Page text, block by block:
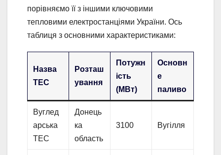
порівняємо її з іншими ключовими
тепловими електростанціями України. Ось
таблиця з основними характеристиками:
Назва
ТЕС
Розташ
ування
Потужн
ість
(МВт)
Основн
е
паливо
Вуглед
арська
ТЕС
Донець
ка
область
3100 Вугілля